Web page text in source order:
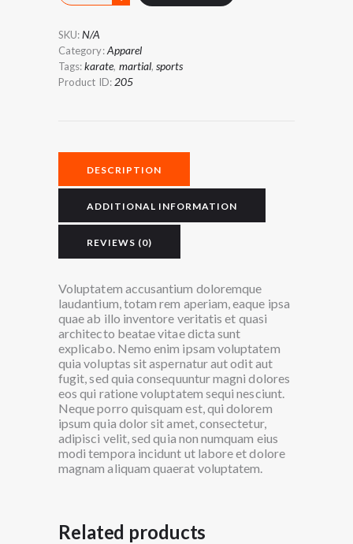
quantity
SKU:N/A
Category:Apparel
Tags:karate, martial, sports
Product ID: 205
DESCRIPTION
ADDITIONAL INFORMATION
REVIEWS (0)
Voluptatem accusantium doloremque
laudantium, totam rem aperiam, eaque ipsa
quae ab illo inventore veritatis et quasi
architecto beatae vitae dicta sunt
explicabo. Nemo enim ipsam voluptatem
quia voluptas sit aspernatur aut odit aut
fugit, sed quia consequuntur magni dolores
eos qui ratione voluptatem sequi nesciunt.
Neque porro quisquam est, qui dolorem
ipsum quia dolor sit amet, consectetur,
adipisci velit, sed quia non numquam eius
modi tempora incidunt ut labore et dolore
magnam aliquam quaerat voluptatem.
Related products